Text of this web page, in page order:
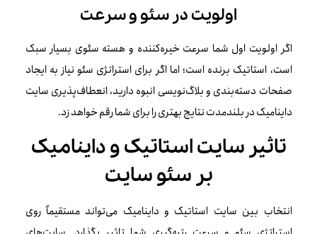
اولویت در سئو و سرعت
اگر اولویت اول شما سرعت خیره‌کننده و هسته سئوی بسیار سبک
است، استاتیک برنده است؛ اما اگر برای استراتژی سئو نیاز به ایجاد
صفحات دسته‌بندی و بلاگ‌نویسی انبوه دارید، انعطاف‌پذیری سایت
داینامیک در بلندمدت نتایج بهتری را برای شما رقم خواهد زد.
تاثیر سایت استاتیک و داینامیک
بر سئو سایت
انتخاب بین سایت استاتیک و داینامیک می‌تواند مستقیماً روی